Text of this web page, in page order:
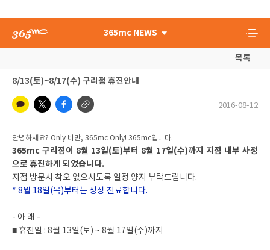
365mc NEWS
목록
8/13(토)~8/17(수) 구리점 휴진안내
2016-08-12
안녕하세요? Only 비만, 365mc Only! 365mc입니다.
365mc 구리점이 8월 13일(토)부터 8월 17일(수)까지 지점 내부 사정
으로 휴진하게 되었습니다.
지점 방문시 착오 없으시도록 일정 양지 부탁드립니다.
* 8월 18일(목)부터는 정상 진료합니다.
- 아 래 -
■ 휴진일 : 8월 13일(토) ~ 8월 17일(수)까지